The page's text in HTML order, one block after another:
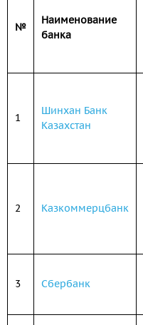
№
Наименование
банка
1
Шинхан Банк
Казахстан
2 Казкоммерцбанк
3 Сбербанк